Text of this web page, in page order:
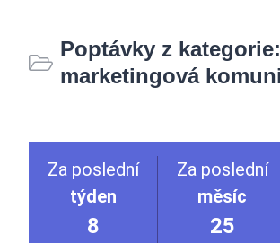
Poptávky z
marketingová
Za poslední
týden
8
Za poslední
měsíc
25